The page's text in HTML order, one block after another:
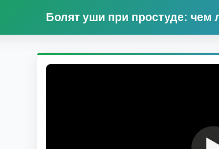
Болят уши при простуде: чем